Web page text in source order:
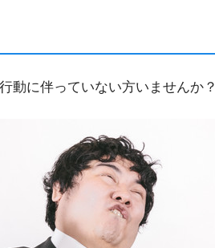
動に伴っていない方いませんか？